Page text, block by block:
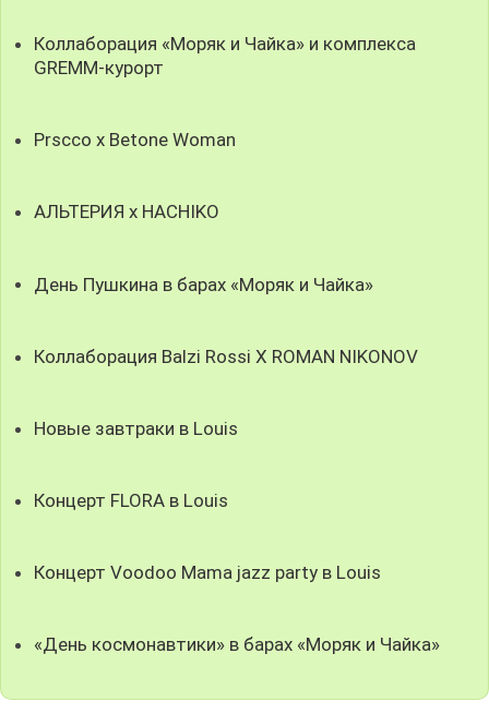
Коллаборация «Моряк и Чайка» и комплекса
GREMM-курорт
Prscco x Betone Woman
АЛЬТЕРИЯ х HACHIKO
День Пушкина в барах «Моряк и Чайка»
Коллаборация Balzi Rossi X ROMAN NIKONOV
Новые завтраки в Louis
Концерт FLORA в Louis
Концерт Voodoo Mama jazz party в Louis
«День космонавтики» в барах «Моряк и Чайка»